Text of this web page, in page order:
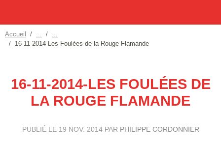
Accueil
16-11-2014-Les Foulées de la Rouge Flamande
16-11-2014-LES FOULÉES DE
LA ROUGE FLAMANDE
PUBLIÉ LE 19 NOV. 2014PAR PHILIPPE CORDONNIER